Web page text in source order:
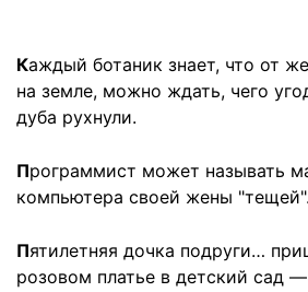
Каждый ботаник знает, что от
на земле, можно ждать, чего
дуба рухнули.
Программист может называть
компьютера своей жены "тещей".
Пятилетняя дочка подруги…
розовом платье в детский сад